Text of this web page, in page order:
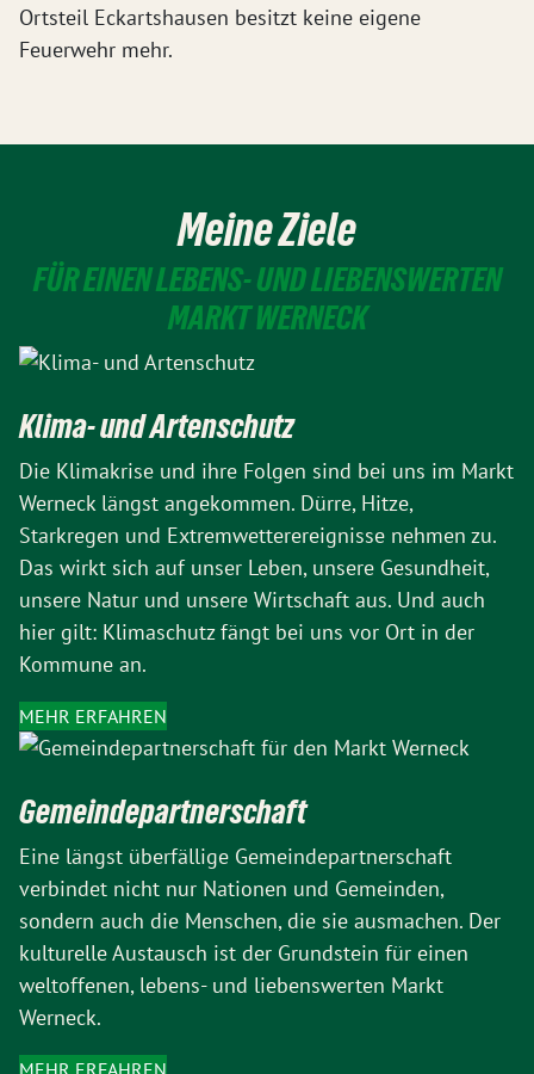
Ortsteil Eckartshausen besitzt keine eigene
Feuerwehr mehr.
Meine Ziele
FÜR EINEN LEBENS- UND LIEBENSWERTEN
MARKT WERNECK
Klima- und Artenschutz
Die Klimakrise und ihre Folgen sind bei uns im Markt
Werneck längst angekommen. Dürre, Hitze,
Starkregen und Extremwetterereignisse nehmen zu.
Das wirkt sich auf unser Leben, unsere Gesundheit,
unsere Natur und unsere Wirtschaft aus. Und auch
hier gilt: Klimaschutz fängt bei uns vor Ort in der
Kommune an.
MEHR ERFAHREN
Gemeinde­partner­schaft
Eine längst überfällige Gemeindepartnerschaft
verbindet nicht nur Nationen und Gemeinden,
sondern auch die Menschen, die sie ausmachen. Der
kulturelle Austausch ist der Grundstein für einen
weltoffenen, lebens- und liebenswerten Markt
Werneck.
MEHR ERFAHREN